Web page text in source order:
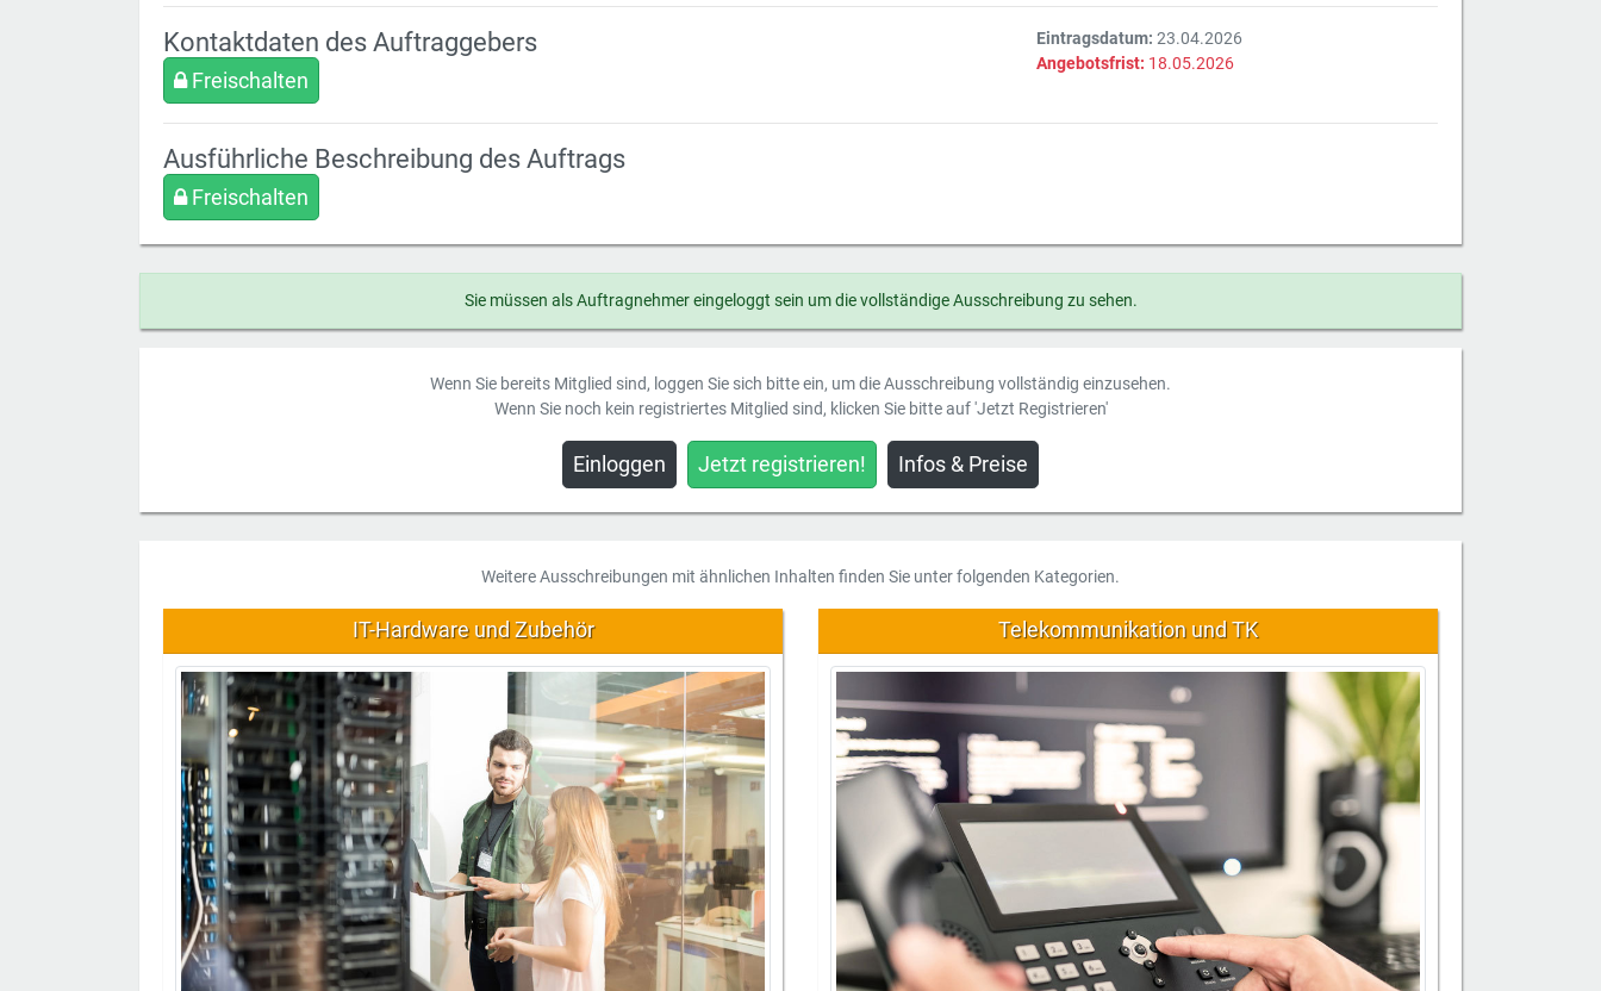
Kontaktdaten des Auftraggebers
Freischalten
Eintragsdatum: 23.04.2026
Angebotsfrist: 18.05.2026
Ausführliche Beschreibung des Auftrags
Freischalten
Sie müssen als Auftragnehmer eingeloggt sein um die vollständige Ausschreibung zu sehen.
Wenn Sie bereits Mitglied sind, loggen Sie sich bitte ein, um die Ausschreibung vollständig einzusehen.
Wenn Sie noch kein registriertes Mitglied sind, klicken Sie bitte auf 'Jetzt Registrieren'
Einloggen Jetzt registrieren! Infos & Preise
Weitere Ausschreibungen mit ähnlichen Inhalten finden Sie unter folgenden Kategorien.
IT-Hardware und Zubehör Telekommunikation und TK